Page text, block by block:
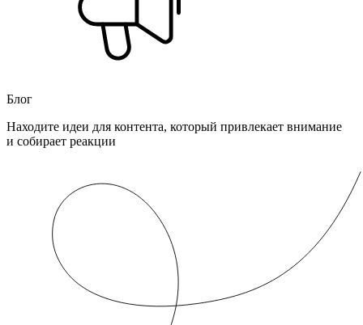
Блог
Находите идеи для контента, который привлекает внимание
и собирает реакции